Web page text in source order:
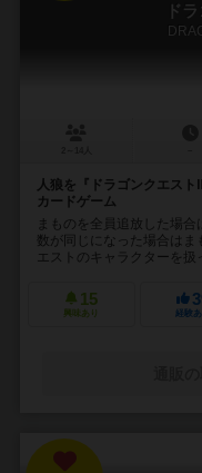
ド
人狼を『ドラゴンクエス
カードゲーム
まものを全員追放した場
数が同じになった場合はま
エストのキャラクターを扱
15
興味あり 経験あ